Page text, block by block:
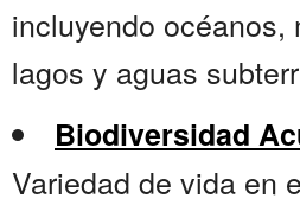
incluyendo océanos,
lagos y aguas
Biodiversidad
Variedad de vida en